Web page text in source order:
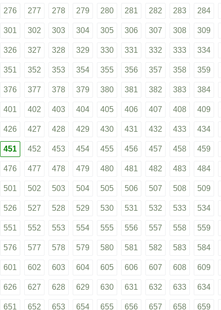
276 277 278 279 280 281 282 283 284
301 302 303 304 305 306 307 308 309
326 327 328 329 330 331 332 333 334
351 352 353 354 355 356 357 358 359
376 377 378 379 380 381 382 383 384
401 402 403 404 405 406 407 408 409
426 427 428 429 430 431 432 433 434
451 452 453 454 455 456 457 458 459
476 477 478 479 480 481 482 483 484
501 502 503 504 505 506 507 508 509
526 527 528 529 530 531 532 533 534
551 552 553 554 555 556 557 558 559
576 577 578 579 580 581 582 583 584
601 602 603 604 605 606 607 608 609
626 627 628 629 630 631 632 633 634
651 652 653 654 655 656 657 658 659